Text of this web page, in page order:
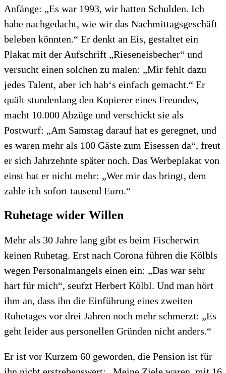
Anfänge: „Es war 1993, wir hatten Schulden. Ich
habe nachgedacht, wie wir das Nachmittagsgeschäft
beleben könnten.“ Er denkt an Eis, gestaltet ein
Plakat mit der Aufschrift „Rieseneisbecher“ und
versucht einen solchen zu malen: „Mir fehlt dazu
jedes Talent, aber ich hab‘s einfach gemacht.“ Er
quält stundenlang den Kopierer eines Freundes,
macht 10.000 Abzüge und verschickt sie als
Postwurf: „Am Samstag darauf hat es geregnet, und
es waren mehr als 100 Gäste zum Eisessen da“, freut
er sich Jahrzehnte später noch. Das Werbeplakat von
einst hat er nicht mehr: „Wer mir das bringt, dem
zahle ich sofort tausend Euro.“
Ruhetage wider Willen
Mehr als 30 Jahre lang gibt es beim Fischerwirt
keinen Ruhetag. Erst nach Corona führen die Kölbls
wegen Personalmangels einen ein: „Das war sehr
hart für mich“, seufzt Herbert Kölbl. Und man hört
ihm an, dass ihn die Einführung eines zweiten
Ruhetages vor drei Jahren noch mehr schmerzt: „Es
geht leider aus personellen Gründen nicht anders.“
Er ist vor Kurzem 60 geworden, die Pension ist für